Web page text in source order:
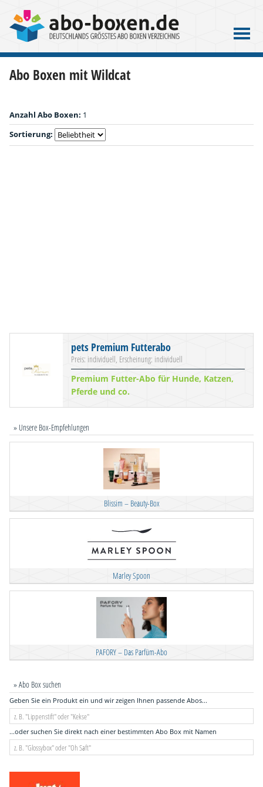
Abo Boxen mit Wildcat
Anzahl Abo Boxen: 1
Sortierung:
pets Premium Futterabo
Preis: individuell, Erscheinung: individuell
Premium Futter-Abo für Hunde, Katzen,
Pferde und co.
» Unsere Box-Empfehlungen
Blissim – Beauty-Box
Marley Spoon
PAFORY – Das Parfüm-Abo
» Abo Box suchen
Geben Sie ein Produkt ein und wir zeigen Ihnen passende Abos...
...oder suchen Sie direkt nach einer bestimmten Abo Box mit Namen